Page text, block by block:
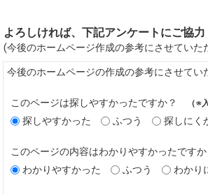
よろしければ、下記アンケートにご協力
(今後のホームページ作成の参考にさせていた
今後のホームページの作成の参考にさせてい
このページは探しやすかったですか？ （※
探しやすかった ふつう 探しにく
このページの内容はわかりやすかったです
わかりやすかった ふつう わかり